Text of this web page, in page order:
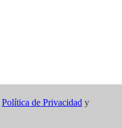
Política de Privacidad y